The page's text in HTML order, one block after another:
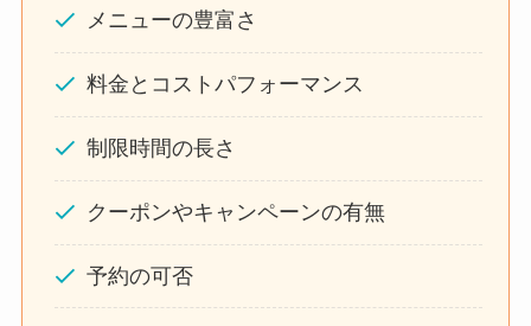
メニューの豊富さ
料金とコストパフォーマンス
制限時間の長さ
クーポンやキャンペーンの有無
予約の可否